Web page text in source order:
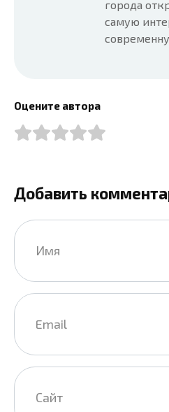
города
самую
Оцените автора
Добавить
Имя
Email
Сайт